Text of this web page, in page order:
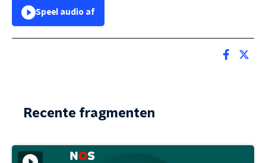
Speel audio af
Recente fragmenten